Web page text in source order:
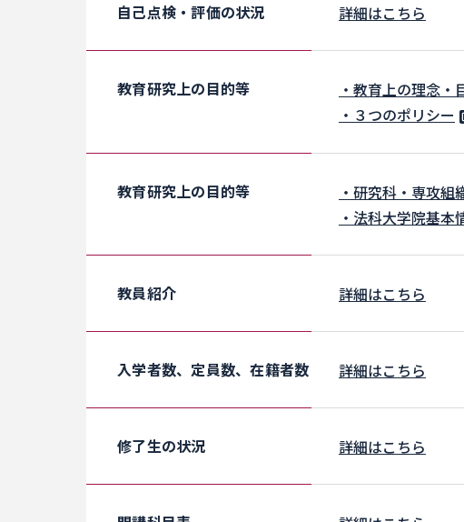
自己点検・評価の状況 詳細はこちら
教育研究上の目的等
・教育上の理念
・３つのポリシー
教育研究上の目的等
・研究科・専攻組
・法科大学院基本
教員紹介 詳細はこちら
入学者数、定員数、在籍者数 詳細はこちら
修了生の状況 詳細はこちら